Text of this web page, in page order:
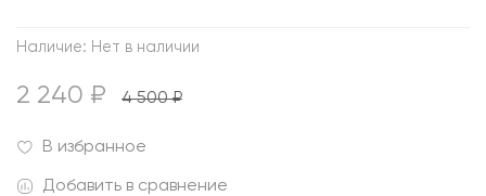
Наличие: Нет в наличии
2 240 ₽ 4 500 ₽
В избранное
Добавить в сравнение